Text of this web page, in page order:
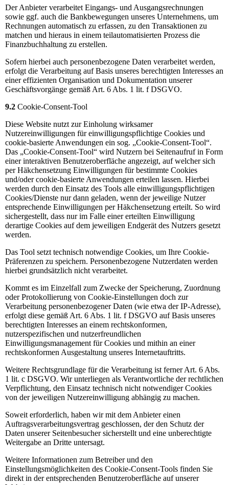
Der Anbieter verarbeitet Eingangs- und Ausgangsrechnungen
sowie ggf. auch die Bankbewegungen unseres Unternehmens, um
Rechnungen automatisch zu erfassen, zu den Transaktionen zu
matchen und hieraus in einem teilautomatisierten Prozess die
Finanzbuchhaltung zu erstellen.
Sofern hierbei auch personenbezogene Daten verarbeitet werden,
erfolgt die Verarbeitung auf Basis unseres berechtigten Interesses an
einer effizienten Organisation und Dokumentation unserer
Geschäftsvorgänge gemäß Art. 6 Abs. 1 lit. f DSGVO.
9.2 Cookie-Consent-Tool
Diese Website nutzt zur Einholung wirksamer
Nutzereinwilligungen für einwilligungspflichtige Cookies und
cookie-basierte Anwendungen ein sog. „Cookie-Consent-Tool“.
Das „Cookie-Consent-Tool“ wird Nutzern bei Seitenaufruf in Form
einer interaktiven Benutzeroberfläche angezeigt, auf welcher sich
per Häkchensetzung Einwilligungen für bestimmte Cookies
und/oder cookie-basierte Anwendungen erteilen lassen. Hierbei
werden durch den Einsatz des Tools alle einwilligungspflichtigen
Cookies/Dienste nur dann geladen, wenn der jeweilige Nutzer
entsprechende Einwilligungen per Häkchensetzung erteilt. So wird
sichergestellt, dass nur im Falle einer erteilten Einwilligung
derartige Cookies auf dem jeweiligen Endgerät des Nutzers gesetzt
werden.
Das Tool setzt technisch notwendige Cookies, um Ihre Cookie-
Präferenzen zu speichern. Personenbezogene Nutzerdaten werden
hierbei grundsätzlich nicht verarbeitet.
Kommt es im Einzelfall zum Zwecke der Speicherung, Zuordnung
oder Protokollierung von Cookie-Einstellungen doch zur
Verarbeitung personenbezogener Daten (wie etwa der IP-Adresse),
erfolgt diese gemäß Art. 6 Abs. 1 lit. f DSGVO auf Basis unseres
berechtigten Interesses an einem rechtskonformen,
nutzerspezifischen und nutzerfreundlichen
Einwilligungsmanagement für Cookies und mithin an einer
rechtskonformen Ausgestaltung unseres Internetauftritts.
Weitere Rechtsgrundlage für die Verarbeitung ist ferner Art. 6 Abs.
1 lit. c DSGVO. Wir unterliegen als Verantwortliche der rechtlichen
Verpflichtung, den Einsatz technisch nicht notwendiger Cookies
von der jeweiligen Nutzereinwilligung abhängig zu machen.
Soweit erforderlich, haben wir mit dem Anbieter einen
Auftragsverarbeitungsvertrag geschlossen, der den Schutz der
Daten unserer Seitenbesucher sicherstellt und eine unberechtigte
Weitergabe an Dritte untersagt.
Weitere Informationen zum Betreiber und den
Einstellungsmöglichkeiten des Cookie-Consent-Tools finden Sie
direkt in der entsprechenden Benutzeroberfläche auf unserer